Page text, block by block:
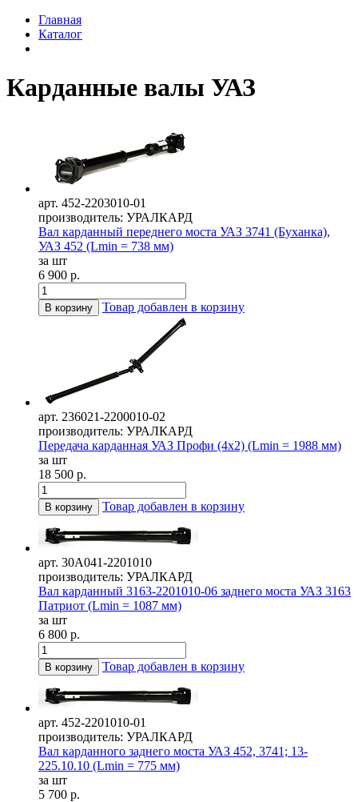
Главная
Каталог
Карданные валы УАЗ
арт. 452-2203010-01
производитель: УРАЛКАРД
Вал карданный переднего моста УАЗ 3741 (Буханка),
УАЗ 452 (Lmin = 738 мм)
за шт
6 900 р.
В корзину Товар добавлен в корзину
арт. 236021-2200010-02
производитель: УРАЛКАРД
Передача карданная УАЗ Профи (4х2) (Lmin = 1988 мм)
за шт
18 500 р.
В корзину Товар добавлен в корзину
арт. 30А041-2201010
производитель: УРАЛКАРД
Вал карданный 3163-2201010-06 заднего моста УАЗ 3163
Патриот (Lmin = 1087 мм)
за шт
6 800 р.
В корзину Товар добавлен в корзину
арт. 452-2201010-01
производитель: УРАЛКАРД
Вал карданного заднего моста УАЗ 452, 3741; 13-
225.10.10 (Lmin = 775 мм)
за шт
5 700 р.